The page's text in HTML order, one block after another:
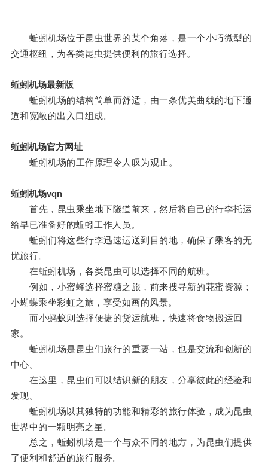
蚯蚓机场位于昆虫世界的某个角落，是一个小巧微型的
交通枢纽，为各类昆虫提供便利的旅行选择。
蚯蚓机场最新版
蚯蚓机场的结构简单而舒适，由一条优美曲线的地下通
道和宽敞的出入口组成。
蚯蚓机场官方网址
蚯蚓机场的工作原理令人叹为观止。
蚯蚓机场vqn
首先，昆虫乘坐地下隧道前来，然后将自己的行李托运
给早已准备好的蚯蚓工作人员。
蚯蚓们将这些行李迅速运送到目的地，确保了乘客的无
忧旅行。
在蚯蚓机场，各类昆虫可以选择不同的航班。
例如，小蜜蜂选择蜜糖之旅，前来搜寻新的花蜜资源；
小蝴蝶乘坐彩虹之旅，享受如画的风景。
而小蚂蚁则选择便捷的货运航班，快速将食物搬运回
家。
蚯蚓机场是昆虫们旅行的重要一站，也是交流和创新的
中心。
在这里，昆虫们可以结识新的朋友，分享彼此的经验和
发现。
蚯蚓机场以其独特的功能和精彩的旅行体验，成为昆虫
世界中的一颗明亮之星。
总之，蚯蚓机场是一个与众不同的地方，为昆虫们提供
了便利和舒适的旅行服务。